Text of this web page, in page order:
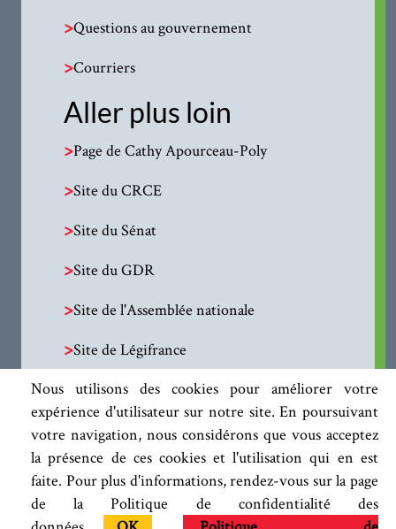
Nous utilisons des cookies pour améliorer votre
expérience d'utilisateur sur notre site. En poursuivant
votre navigation, nous considérons que vous acceptez
la présence de ces cookies et l'utilisation qui en est
faite. Pour plus d'informations, rendez-vous sur la page
de la Politique de confidentialité des
>Questions au gouvernement
>Courriers
Aller plus loin
>Page de Cathy Apourceau-Poly
>Site du CRCE
>Site du Sénat
>Site du GDR
>Site de l'Assemblée nationale
>Site de Légifrance